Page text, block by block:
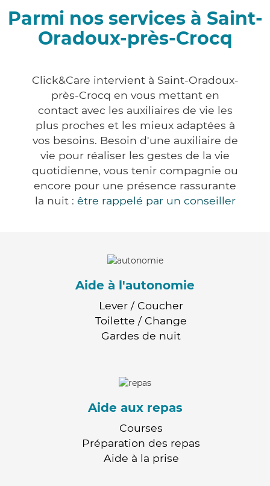
Parmi nos services à Saint-
Oradoux-près-Crocq
Click&Care intervient à Saint-Oradoux-
près-Crocq en vous mettant en
contact avec les auxiliaires de vie les
plus proches et les mieux adaptées à
vos besoins. Besoin d'une auxiliaire de
vie pour réaliser les gestes de la vie
quotidienne, vous tenir compagnie ou
encore pour une présence rassurante
la nuit : être rappelé par un conseiller
Aide à l'autonomie
Lever / Coucher
Toilette / Change
Gardes de nuit
Aide aux repas
Courses
Préparation des repas
Aide à la prise